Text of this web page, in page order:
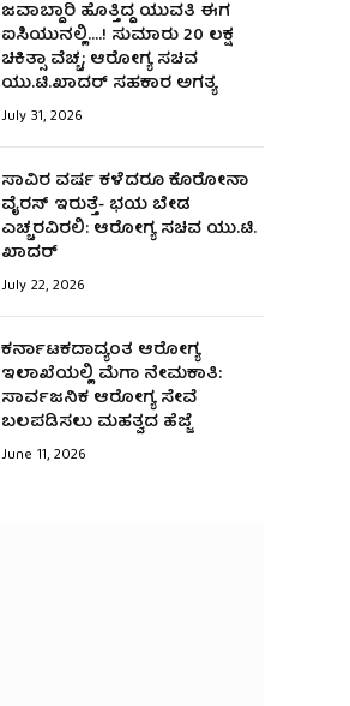
ಜವಾಬ್ದಾರಿ ಹೊತ್ತಿದ್ದ ಯುವತಿ ಈಗ
ಐಸಿಯುನಲ್ಲಿ….! ಸುಮಾರು ₹20 ಲಕ್ಷ
ಚಿಕಿತ್ಸಾ ವೆಚ್ಚ; ಆರೋಗ್ಯ ಸಚಿವ
ಯು.ಟಿ.ಖಾದರ್‌ ಸಹಕಾರ ಅಗತ್ಯ
July 31, 2026
ಸಾವಿರ ವರ್ಷ ಕಳೆದರೂ ಕೊರೋನಾ
ವೈರಸ್ ಇರುತ್ತೆ- ಭಯ ಬೇಡ
ಎಚ್ಚರವಿರಲಿ: ಆರೋಗ್ಯ ಸಚಿವ ಯು.ಟಿ.
ಖಾದರ್
July 22, 2026
ಕರ್ನಾಟಕದಾದ್ಯಂತ ಆರೋಗ್ಯ
ಇಲಾಖೆಯಲ್ಲಿ ಮೆಗಾ ನೇಮಕಾತಿ:
ಸಾರ್ವಜನಿಕ ಆರೋಗ್ಯ ಸೇವೆ
ಬಲಪಡಿಸಲು ಮಹತ್ವದ ಹೆಜ್ಜೆ
June 11, 2026